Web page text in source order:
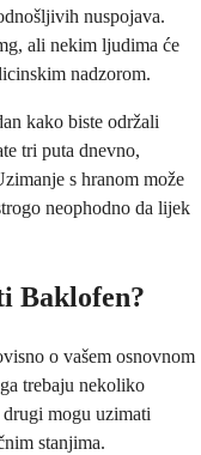
nuspojava.
ali nekim ljudima će
nadzorom.
kako biste održali
tri puta dnevno,
s hranom može
neophodno da lijek
Baklofen?
o vašem osnovnom
trebaju nekoliko
mogu uzimati
stanjima.